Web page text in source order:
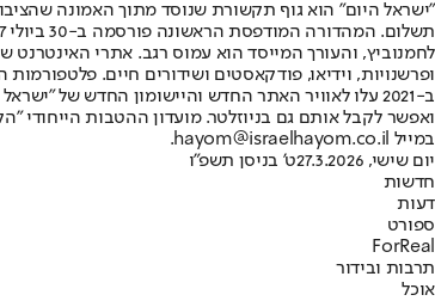
"ישראל היום" הוא גוף תקשורת שנוסד מתוך האמונה
ופרשנויות, וידיאו, פודקאסטים ושידורים חיים.
ב-2021 עלו לאוויר האתר החדש והיישומון החדש של
ואפשר לקבל אותם גם בניוזלטר. מועדון ההטבות הייחודי
במייל hayom@israelhayom.co.il.
יום שישי, 27.3.2026
ט' בניסן תשפ"ו
חדשות
דעות
ספורט
ForReal
תרבות ובידור
אוכל